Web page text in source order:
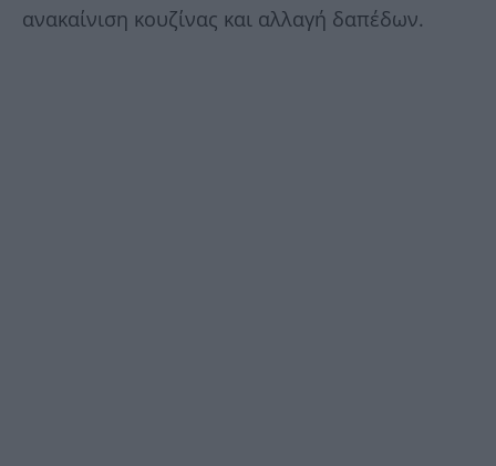
ανακαίνιση κουζίνας και αλλαγή δαπέδων.